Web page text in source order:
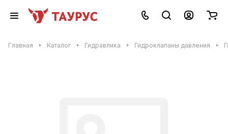
Главная Каталог Гидравлика Гидроклапаны давления